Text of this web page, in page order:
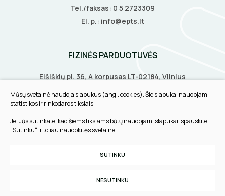
Tel./faksas: 0 5 2723309
El. p.: info@epts.lt
FIZINĖS PARDUOTUVĖS
Eišiškių pl. 36, A korpusas LT-02184, Vilnius
Biruliškių g. 8, LT-52168, Kaunas
Tilžės g. 60, LT-91108, Klaipėda
INFORMACIJA
Privatumo politika
Mūsų svetainė naudoja slapukus (angl. cookies). Šie slapukai naudojami
statistikos ir rinkodaros tikslais.
Jei Jūs sutinkate, kad šiems tikslams būtų naudojami slapukai, spauskite
„Sutinku“ ir toliau naudokitės svetaine.
SUTINKU
NESUTINKU